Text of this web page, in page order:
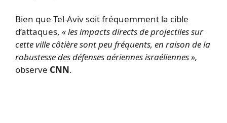
Bien que Tel-Aviv soit fréquemment la cible
d’attaques, « les impacts directs de projectiles sur
cette ville côtière sont peu fréquents, en raison de la
robustesse des défenses aériennes israéliennes »,
observe CNN.